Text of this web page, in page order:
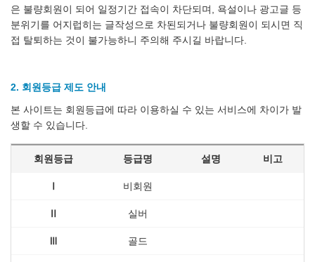
은 불량회원이 되어 일정기간 접속이 차단되며, 욕설이나 광고글 등
분위기를 어지럽히는 글작성으로 차된되거나 불량회원이 되시면 직
접 탈퇴하는 것이 불가능하니 주의해 주시길 바랍니다.
2. 회원등급 제도 안내
본 사이트는 회원등급에 따라 이용하실 수 있는 서비스에 차이가 발
생할 수 있습니다.
회원등급 등급명 설명 비고
Ⅰ 비회원
Ⅱ 실버
Ⅲ 골드